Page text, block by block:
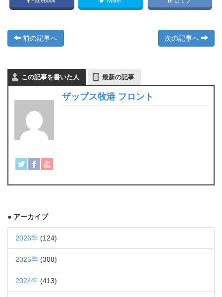
前の記事へ 次の記事へ
この記事を書いた人 最新の記事
ザップス牧港 フロント
● アーカイブ
2026年 (124)
2025年 (308)
2024年 (413)